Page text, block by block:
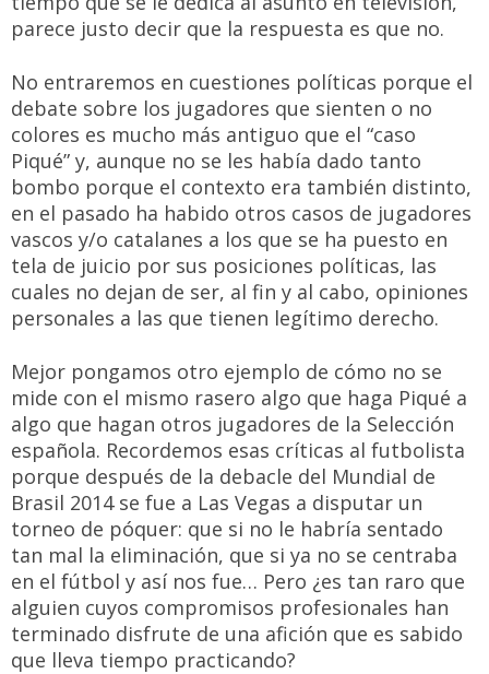
parece justo decir que la respuesta es que no.
No entraremos en cuestiones políticas porque el
debate sobre los jugadores que sienten o no
colores es mucho más antiguo que el “caso
Piqué” y, aunque no se les había dado tanto
bombo porque el contexto era también distinto,
en el pasado ha habido otros casos de jugadores
vascos y/o catalanes a los que se ha puesto en
tela de juicio por sus posiciones políticas, las
cuales no dejan de ser, al fin y al cabo, opiniones
personales a las que tienen legítimo derecho.
Mejor pongamos otro ejemplo de cómo no se
mide con el mismo rasero algo que haga Piqué a
algo que hagan otros jugadores de la Selección
española. Recordemos esas críticas al futbolista
porque después de la debacle del Mundial de
Brasil 2014 se fue a Las Vegas a disputar un
torneo de póquer: que si no le habría sentado
tan mal la eliminación, que si ya no se centraba
en el fútbol y así nos fue… Pero ¿es tan raro que
alguien cuyos compromisos profesionales han
terminado disfrute de una afición que es sabido
que lleva tiempo practicando?